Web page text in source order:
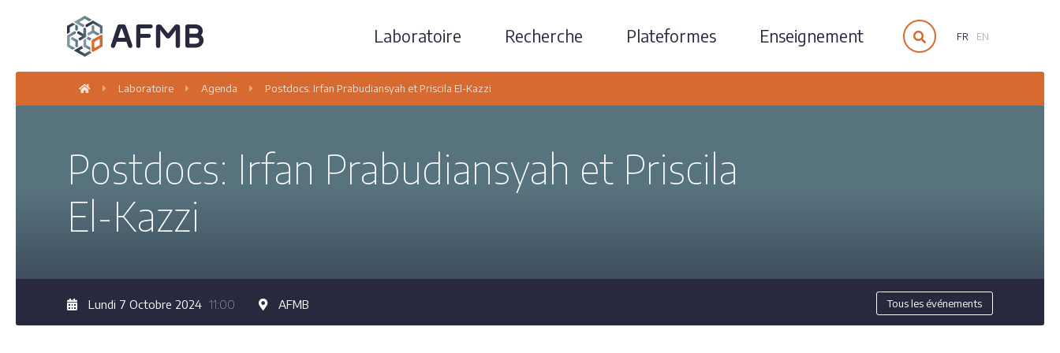
Laboratoire Recherche Plateformes Enseignement FR EN
Laboratoire Agenda Postdocs: Irfan Prabudiansyah et Priscila El-Kazzi
Postdocs: Irfan Prabudiansyah et Priscila
El-Kazzi
Lundi 7 Octobre 2024 11:00 AFMB Tous les événements